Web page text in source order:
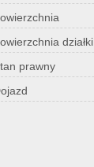
działki
prawny